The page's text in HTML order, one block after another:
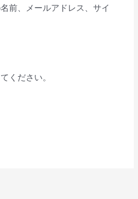
前、メールアドレス、サイ
ください。